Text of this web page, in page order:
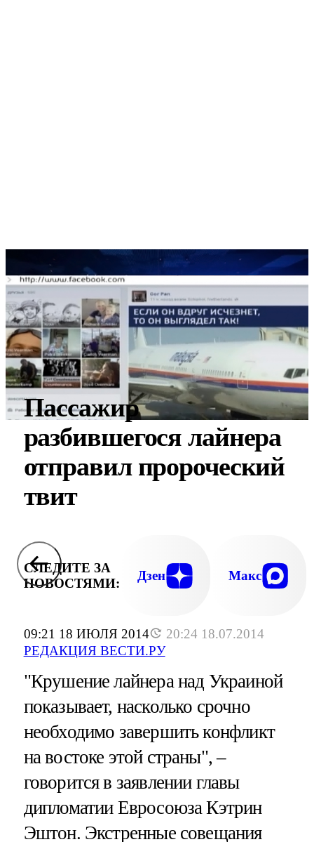
09:21 18 ИЮЛЯ 2014
20:24 18.07.2014
РЕДАКЦИЯ ВЕСТИ.РУ
Пассажир
разбившегося лайнера
отправил пророческий
твит
СЛЕДИТЕ ЗА
НОВОСТЯМИ:
Дзен Макс
"Крушение лайнера над Украиной
показывает, насколько срочно
необходимо завершить конфликт
на востоке этой страны", –
говорится в заявлении главы
дипломатии Евросоюза Кэтрин
Эштон. Экстренные совещания